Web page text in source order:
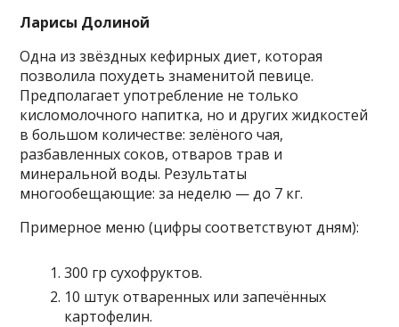
Ларисы Долиной
Одна из звёздных кефирных диет, которая
позволила похудеть знаменитой певице.
Предполагает употребление не только
кисломолочного напитка, но и других жидкостей
в большом количестве: зелёного чая,
разбавленных соков, отваров трав и
минеральной воды. Результаты
многообещающие: за неделю — до 7 кг.
Примерное меню (цифры соответствуют дням):
300 гр сухофруктов.
10 штук отваренных или запечённых
картофелин.